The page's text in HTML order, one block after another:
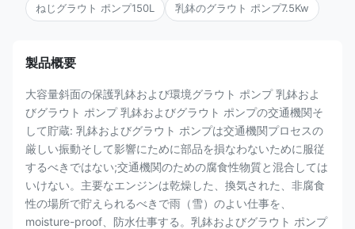
ねじグラウト ポンプ150L 乳鉢のグラウト ポンプ7.5Kw
製品概要
大容量斜面の保護乳鉢および環境グラウト ポンプ 乳鉢およ
びグラウト ポンプ 乳鉢およびグラウト ポンプの交通機関そ
して貯蔵: 乳鉢およびグラウト ポンプは交通機関プロセスの
厳しい振動そして影響にために部品を損なわないために服従
するべきではない;交通機関のための腐食性物質と混合しては
いけない。主要なエンジンは乾燥した、換気された、非腐食
性の場所で貯えられるべきで雨（雪）のよい仕事を、
moisture-proof、防水仕事する。乳鉢およびグラウト ポンプ